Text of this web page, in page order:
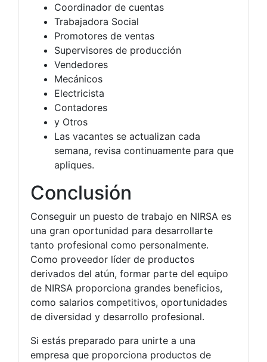
Coordinador de cuentas
Trabajadora Social
Promotores de ventas
Supervisores de producción
Vendedores
Mecánicos
Electricista
Contadores
y Otros
Las vacantes se actualizan cada
semana, revisa continuamente para que
apliques.
Conclusión
Conseguir un puesto de trabajo en NIRSA es
una gran oportunidad para desarrollarte
tanto profesional como personalmente.
Como proveedor líder de productos
derivados del atún, formar parte del equipo
de NIRSA proporciona grandes beneficios,
como salarios competitivos, oportunidades
de diversidad y desarrollo profesional.
Si estás preparado para unirte a una
empresa que proporciona productos de